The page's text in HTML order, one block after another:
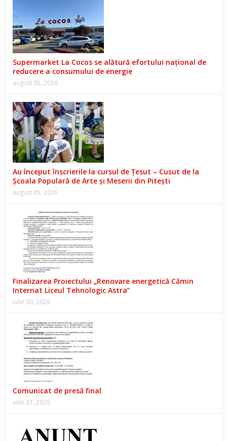
Supermarket La Cocos se alătură efortului național de
reducere a consumului de energie
august 05, 2026
Au început înscrierile la cursul de Țesut – Cusut de la
Școala Populară de Arte și Meserii din Pitești
august 05, 2026
Finalizarea Proiectului „Renovare energetică Cămin
Internat Liceul Tehnologic Astra”
iulie 30, 2026
Comunicat de presă final
iulie 27, 2026